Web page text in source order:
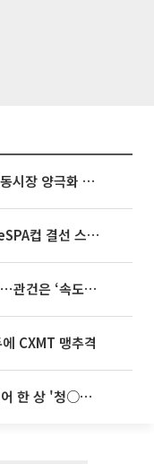
AI, ‘영구적 하층계급’ 만드나…노동시장 양극화 경고
한화생명, 젠지에 2-1 역전승⋯KeSPA컵 결선 스테이지 2 직행
대규모 공급 ‘최후 카드’ 그린벨트⋯관건은 ‘속도’ [주택공급 승부수의 조건]
CXMT 맹추격
'2TV 생생정보' 오늘방송맛집- 민어 한 상 '청○○○' vs 전복 한 상 '명○'